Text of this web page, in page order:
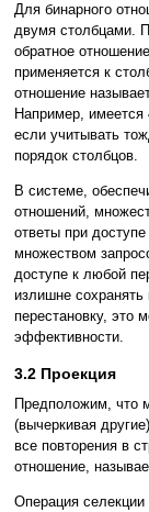
Для бинарного
двумя столбцами.
обратное
применяется к
отношение
Например, имеется
если учитывать
порядок столбцов.
В системе,
отношений,
ответы при
множеством
доступе к любой
излишне сохранять
перестановку, это
эффективности.
3.2 Проекция
Предположим, что
(вычеркивая
все повторения в
отношение,
Операция